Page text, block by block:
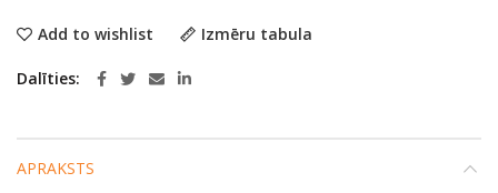
Add to wishlist Izmēru tabula
Dalīties
APRAKSTS